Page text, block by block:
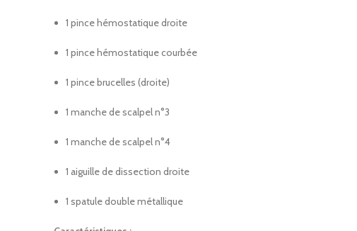
1 pince hémostatique droite
1 pince hémostatique courbée
1 pince brucelles (droite)
1 manche de scalpel n°3
1 manche de scalpel n°4
1 aiguille de dissection droite
1 spatule double métallique